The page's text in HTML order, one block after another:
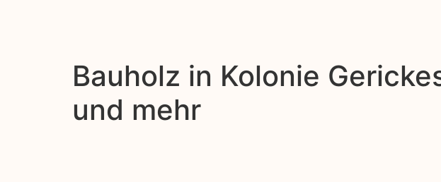
Bauholz in Kolonie
und mehr